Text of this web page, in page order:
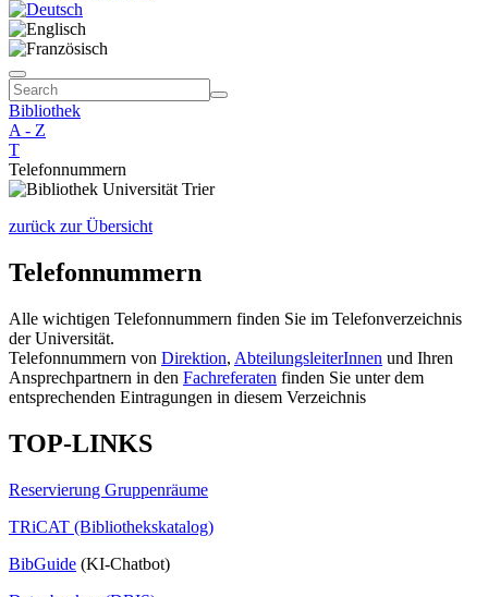
Bibliothek
A - Z
T
Telefonnummern
zurück zur Übersicht
Telefonnummern
Alle wichtigen Telefonnummern finden Sie im Telefonverzeichnis
der Universität.
Telefonnummern von Direktion, AbteilungsleiterInnen und Ihren
Ansprechpartnern in den Fachreferaten finden Sie unter dem
entsprechenden Eintragungen in diesem Verzeichnis
TOP-LINKS
Reservierung Gruppenräume
TRiCAT (Bibliothekskatalog)
BibGuide (KI-Chatbot)